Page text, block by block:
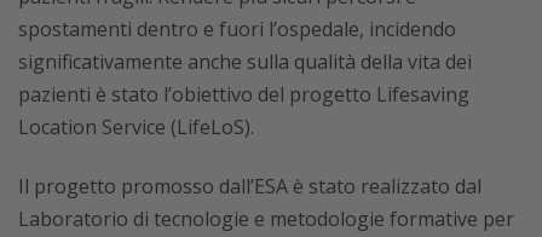
spostamenti dentro e fuori l’ospedale, incidendo
significativamente anche sulla qualità della vita dei
pazienti è stato l’obiettivo del progetto Lifesaving
Location Service (LifeLoS).
Il progetto promosso dall’ESA è stato realizzato dal
Laboratorio di tecnologie e metodologie formative per